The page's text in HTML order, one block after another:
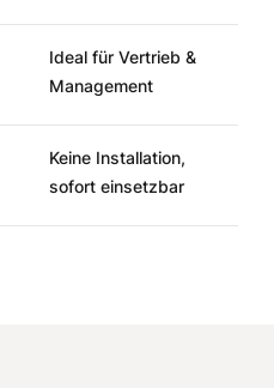
Ideal für Vertrieb &
Management
Keine Installation,
sofort einsetzbar